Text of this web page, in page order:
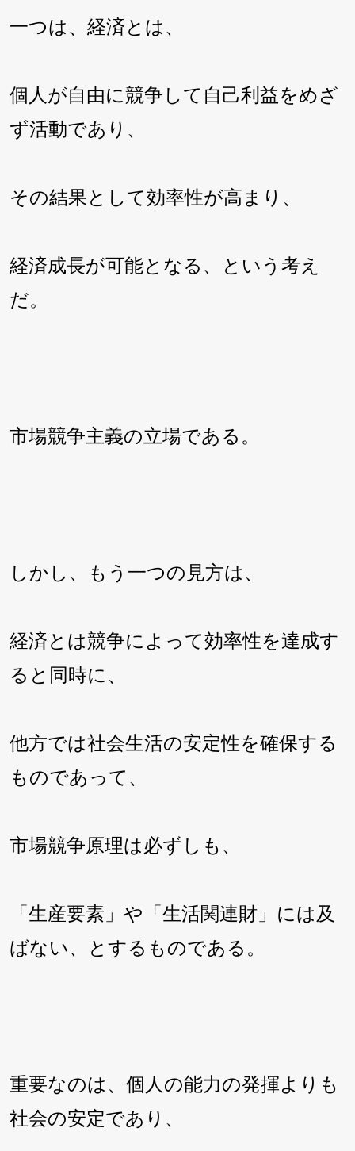
一つは、経済とは、
個人が自由に競争して自己利益をめざ
ず活動であり、
その結果として効率性が高まり、
経済成長が可能となる、という考え
だ。
市場競争主義の立場である。
しかし、もう一つの見方は、
経済とは競争によって効率性を達成す
ると同時に、
他方では社会生活の安定性を確保する
ものであって、
市場競争原理は必ずしも、
「生産要素」や「生活関連財」には及
ばない、とするものである。
重要なのは、個人の能力の発揮よりも
社会の安定であり、